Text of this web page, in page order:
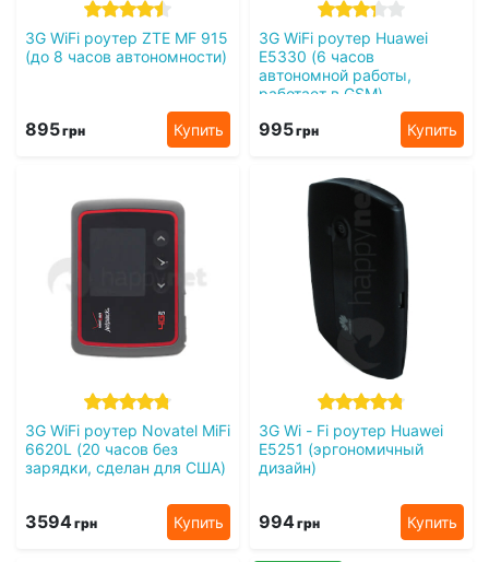
3G WiFi роутер ZTE MF 915
(до 8 часов автономности)
895грн Купить
3G WiFi роутер Huawei
E5330 (6 часов
автономной работы,
работает в GSM)
995грн Купить
3G WiFi роутер Novatel MiFi
6620L (20 часов без
зарядки, сделан для США)
3594грн Купить
3G Wi - Fi роутер Huawei
E5251 (эргономичный
дизайн)
994грн Купить